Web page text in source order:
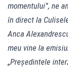
momentului”, ne
în direct la
Anca
meu vine la
„Președintele